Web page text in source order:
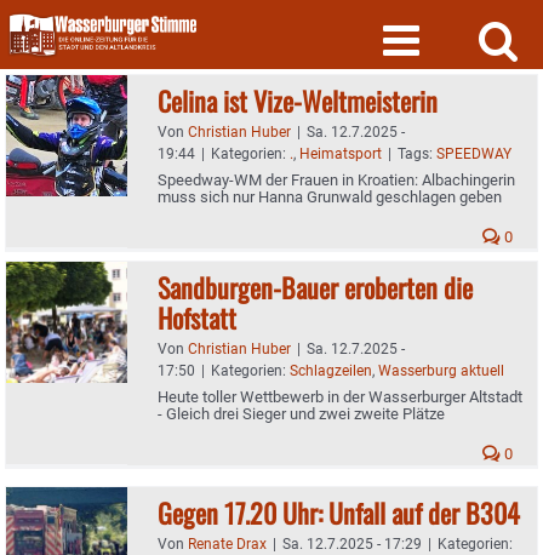
Skip
to
content
Celina ist Vize-Weltmeisterin
Von Christian Huber | Sa. 12.7.2025 -
19:44 | Kategorien: ., Heimatsport | Tags: SPEEDWAY
Speedway-WM der Frauen in Kroatien: Albachingerin
muss sich nur Hanna Grunwald geschlagen geben
0
Sandburgen-Bauer eroberten die
Hofstatt
Von Christian Huber | Sa. 12.7.2025 -
17:50 | Kategorien: Schlagzeilen, Wasserburg aktuell
Heute toller Wettbewerb in der Wasserburger Altstadt
- Gleich drei Sieger und zwei zweite Plätze
0
Gegen 17.20 Uhr: Unfall auf der B304
Von Renate Drax | Sa. 12.7.2025 - 17:29 | Kategorien: